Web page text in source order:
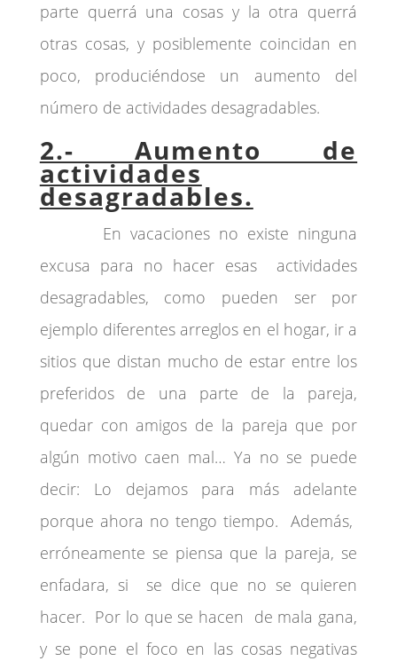
parte querrá una cosas y la otra querrá
otras cosas, y posiblemente coincidan en
poco, produciéndose un aumento del
número de actividades desagradables.
2.- Aumento de
actividades
desagradables.
En vacaciones no existe ninguna
excusa para no hacer esas actividades
desagradables, como pueden ser por
ejemplo diferentes arreglos en el hogar, ir a
sitios que distan mucho de estar entre los
preferidos de una parte de la pareja,
quedar con amigos de la pareja que por
algún motivo caen mal… Ya no se puede
decir: Lo dejamos para más adelante
porque ahora no tengo tiempo. Además,
erróneamente se piensa que la pareja, se
enfadara, si se dice que no se quieren
hacer. Por lo que se hacen de mala gana,
y se pone el foco en las cosas negativas